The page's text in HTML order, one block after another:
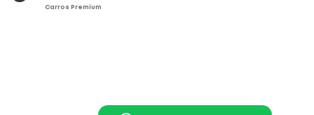
Carros Premium